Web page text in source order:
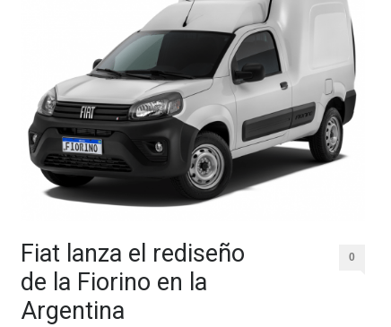
Fiat lanza el rediseño
de la Fiorino en la
Argentina
0